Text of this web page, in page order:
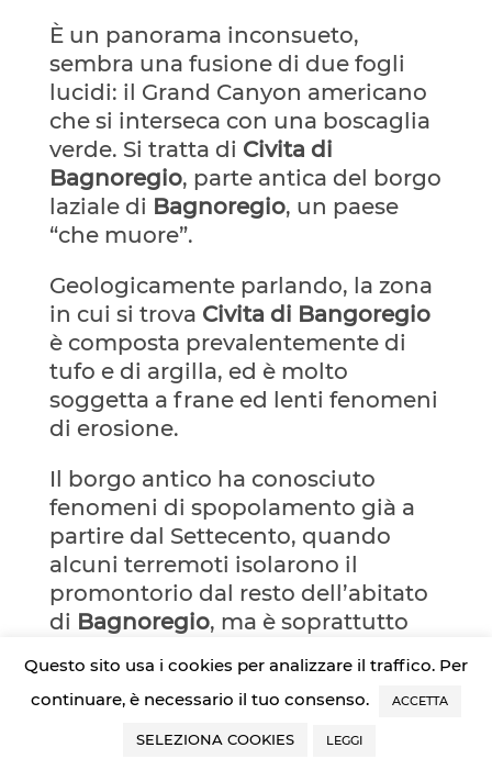
È un panorama inconsueto,
sembra una fusione di due fogli
lucidi: il Grand Canyon americano
che si interseca con una boscaglia
verde. Si tratta di Civita di
Bagnoregio, parte antica del borgo
laziale di Bagnoregio, un paese
“che muore”.
Geologicamente parlando, la zona
in cui si trova Civita di Bangoregio
è composta prevalentemente di
tufo e di argilla, ed è molto
soggetta a frane ed lenti fenomeni
di erosione.
Il borgo antico ha conosciuto
fenomeni di spopolamento già a
partire dal Settecento, quando
alcuni terremoti isolarono il
promontorio dal resto dell’abitato
di Bagnoregio, ma è soprattutto
si è progressivamente svuotata,
sino ad essere quasi del tutto
abbandonata (sembra che vi siano
Questo sito usa i cookies per analizzare il traffico. Per
continuare, è necessario il tuo consenso.
ACCETTA
SELEZIONA COOKIES LEGGI